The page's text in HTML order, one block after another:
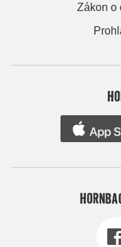
Zákon o